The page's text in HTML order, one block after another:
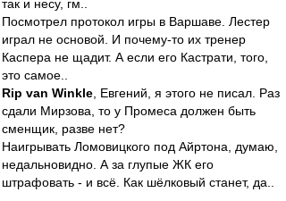
так и несу, гм..
Посмотрел протокол игры в Варшаве. Лестер
играл не основой. И почему-то их тренер
Каспера не щадит. А если его Кастрати, того,
это самое..
Rip van Winkle , Евгений, я этого не писал. Раз
сдали Мирзова, то у Промеса должен быть
сменщик, разве нет?
Наигрывать Ломовицкого под Айртона, думаю,
недальновидно. А за глупые ЖК его
штрафовать - и всё. Как шёлковый станет, да..